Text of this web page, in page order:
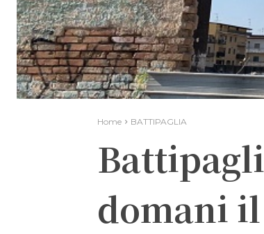
Home BATTIPAGLIA
domani